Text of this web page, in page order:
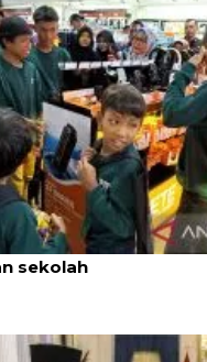
Lebaran, ajak anak
sekolah